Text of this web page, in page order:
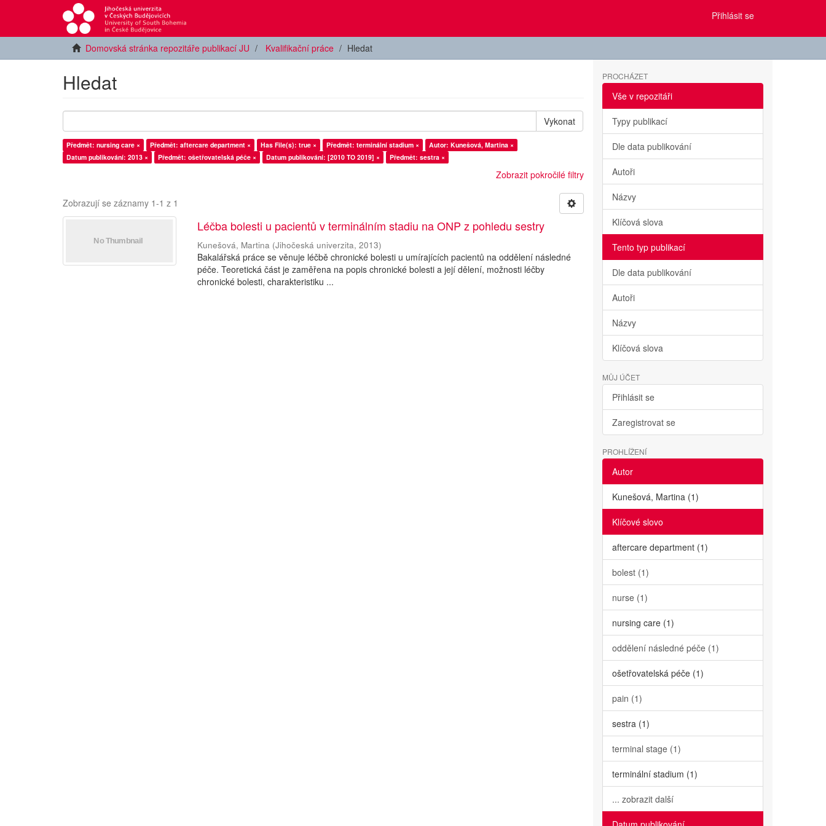
Přihlásit se
Domovská stránka repozitáře publikací JU Kvalifikační práce Hledat
Hledat
Vykonat
Předmět: nursing care × Předmět: aftercare department × Has File(s): true × Předmět: terminální stadium ×
Autor: Kunešová, Martina ×
Datum publikování: 2013 ×
Předmět: ošetřovatelská péče × Datum publikování: [2010 TO 2019] × Předmět: sestra ×
Zobrazit pokročilé filtry
Zobrazují se záznamy 1-1 z 1
Léčba bolesti u pacientů v terminálním stadiu na ONP z pohledu sestry
Kunešová, Martina (Jihočeská univerzita,2013)
Bakalářská práce se věnuje léčbě chronické bolesti u umírajících pacientů na oddělení následné
péče. Teoretická část je zaměřena na popis chronické bolesti a její dělení, možnosti léčby
chronické bolesti, charakteristiku ...
PROCHÁZET
Vše v repozitáři
Typy publikací
Dle data publikování
Autoři
Názvy
Klíčová slova
Tento typ publikací
Dle data publikování
Autoři
Názvy
Klíčová slova
MŮJ ÚČET
Přihlásit se
Zaregistrovat se
PROHLÍŽENÍ
Autor
Kunešová, Martina (1)
Klíčové slovo
aftercare department (1)
bolest (1)
nurse (1)
nursing care (1)
oddělení následné péče (1)
ošetřovatelská péče (1)
pain (1)
sestra (1)
terminal stage (1)
terminální stadium (1)
... zobrazit další